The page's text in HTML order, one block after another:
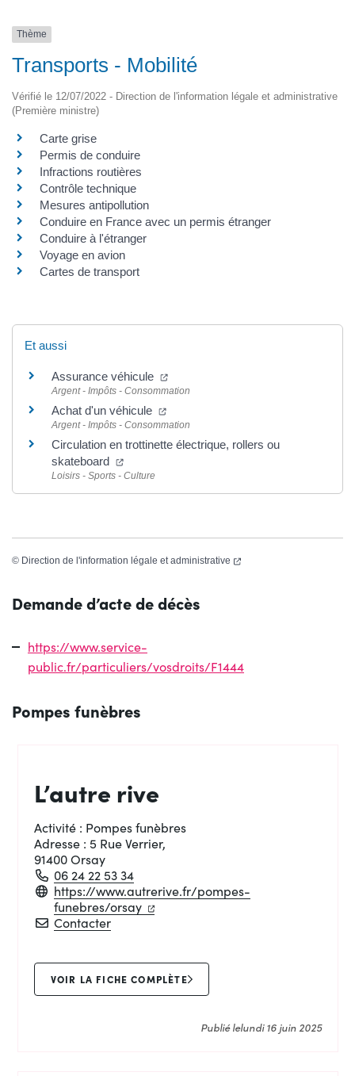
Thème
Transports - Mobilité
Vérifié le 12/07/2022 - Direction de l'information légale et administrative
(Première ministre)
Carte grise
Permis de conduire
Infractions routières
Contrôle technique
Mesures antipollution
Conduire en France avec un permis étranger
Conduire à l'étranger
Voyage en avion
Cartes de transport
Et aussi
Assurance véhicule (ouverture dans un nouvel onglet)
Argent - Impôts - Consommation
Achat d'un véhicule (ouverture dans un nouvel onglet)
Argent - Impôts - Consommation
Circulation en trottinette électrique, rollers ou
skateboard
(ouverture dans un nouvel onglet)
Loisirs - Sports - Culture
© Direction de l'information légale et administrative (ouverture dans un
Demande d’acte de décès
https://www.service-
public.fr/particuliers/vosdroits/F1444
Pompes funèbres
L’autre rive
Activité : Pompes funèbres
Adresse : 5 Rue Verrier,
91400 Orsay
06 24 22 53 34
https://www.autrerive.fr/pompes-
funebres/orsay (ouverture dans un nouvel onglet)
(ouverture dans un nouvel onglet)
ContacterL’autre rive
VOIR LA FICHE COMPLÈTE
Publié lelundi 16 juin 2025